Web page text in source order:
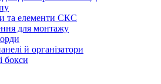
та елементи СКС
для монтажу
й організатори
бокси